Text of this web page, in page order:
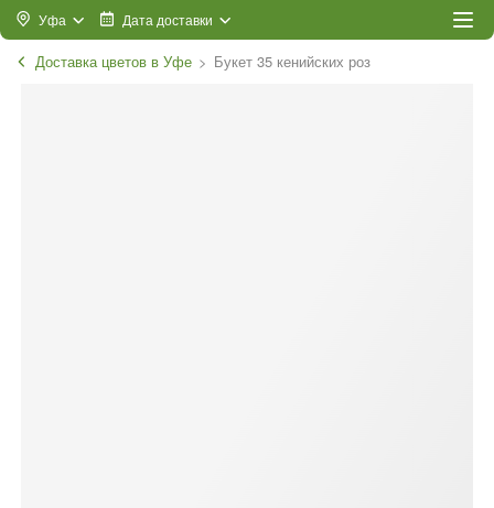
Уфа Дата доставки
Доставка цветов в Уфе Букет 35 кенийских роз